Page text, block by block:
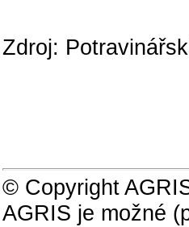
Zdroj:
© Copyright
AGRIS je možné